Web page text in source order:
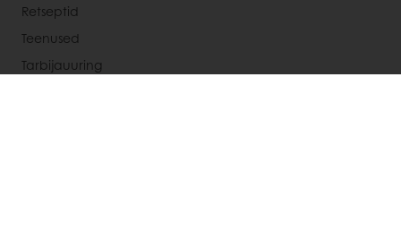
Retseptid
Teenused
Tarbijauuring